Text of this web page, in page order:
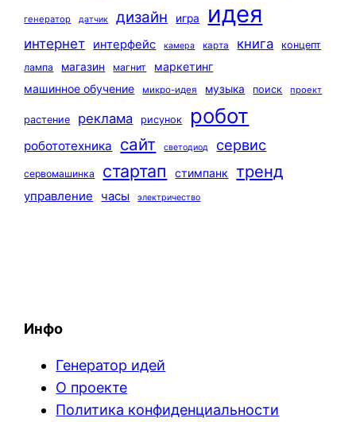
генератор датчик дизайн игра идея
интернет интерфейс камера карта книга
концепт
лампа
магазин магнит
маркетинг
машинное обучение
микро-идея музыка поиск проект
растение реклама рисунок робот
робототехника сайт светодиод сервис
сервомашинка стартап стимпанк тренд
управление часы электричество
Инфо
Генератор идей
О проекте
Политика конфиденциальности